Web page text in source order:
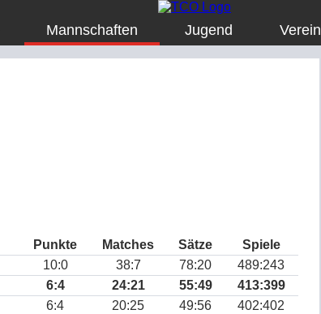
Mannschaften Jugend Verein
Punkte Matches Sätze
Spiele
10:0 38:7 78:20
489:243
6:4 24:21 55:49
413:399
6:4 20:25 49:56
402:402